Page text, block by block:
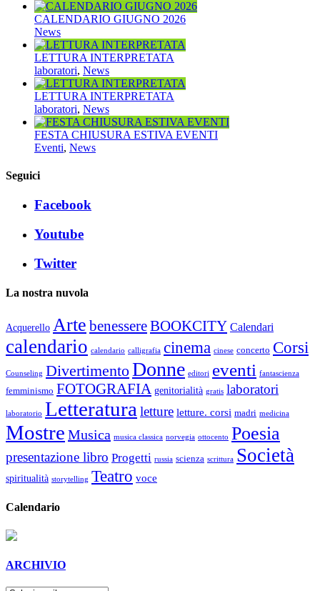
CALENDARIO GIUGNO 2026
News
LETTURA INTERPRETATA
laboratori, News
LETTURA INTERPRETATA
laboratori, News
FESTA CHIUSURA ESTIVA EVENTI
Eventi, News
Seguici
Facebook
Youtube
Twitter
La nostra nuvola
Acquerello Arte benessereBOOKCITY Calendari
calendario calendario calligrafia cinema cinese concerto Corsi
Counseling DivertimentoDonne editori eventi fantascienza
femminismo FOTOGRAFIA genitorialità gratis laboratori
laboratorio Letteratura letture letture. corsi madri medicina
Mostre Musica musica classica norvegia ottocento Poesia
presentazione libro Progetti russia scienza scrittura Società
spiritualità storytelling Teatro voce
Calendario
ARCHIVIO